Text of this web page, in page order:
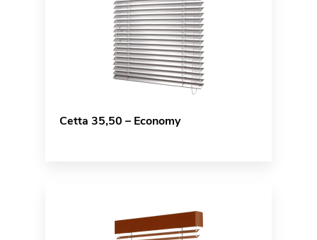
Cetta 35,50 – Economy